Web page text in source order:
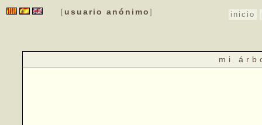
[ usuario anónimo ] inicio
mi